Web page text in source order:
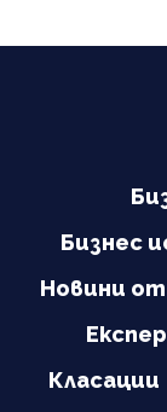
Бизнес
Новини
Класации